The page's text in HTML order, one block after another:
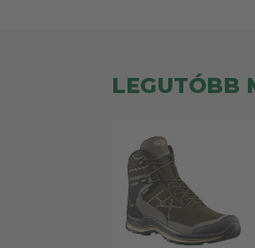
LEGUTÓBB